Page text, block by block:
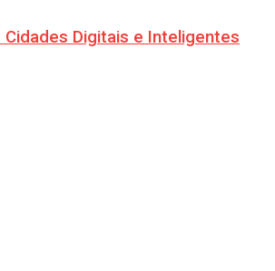
Digitais e Inteligentes